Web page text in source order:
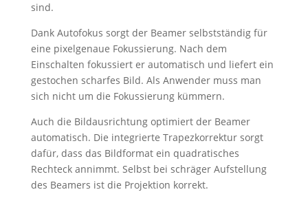
sind.
Dank Autofokus sorgt der Beamer selbstständig für
eine pixelgenaue Fokussierung. Nach dem
Einschalten fokussiert er automatisch und liefert ein
gestochen scharfes Bild. Als Anwender muss man
sich nicht um die Fokussierung kümmern.
Auch die Bildausrichtung optimiert der Beamer
automatisch. Die integrierte Trapezkorrektur sorgt
dafür, dass das Bildformat ein quadratisches
Rechteck annimmt. Selbst bei schräger Aufstellung
des Beamers ist die Projektion korrekt.